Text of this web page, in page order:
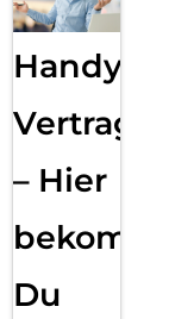
Handy
– Hier
bekommst
Du